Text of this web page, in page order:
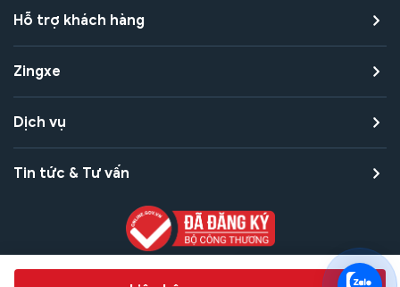
Hỗ trợ khách hàng
Zingxe
Dịch vụ
Tin tức & Tư vấn